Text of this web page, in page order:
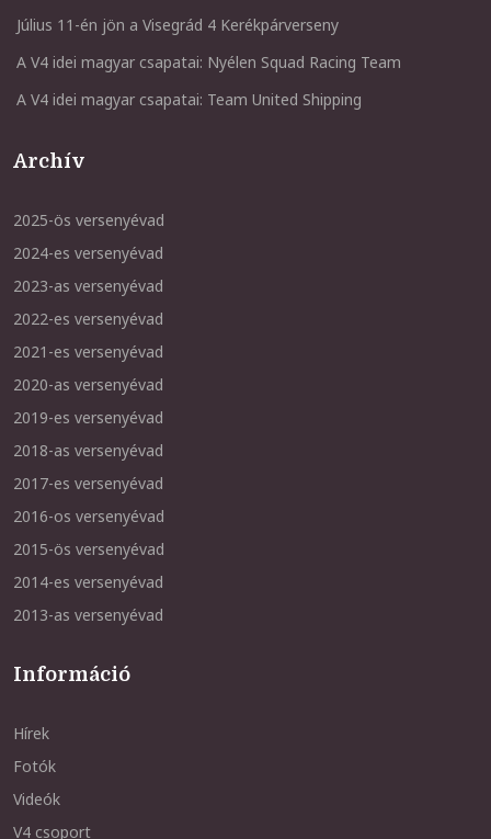
Július 11-én jön a Visegrád 4 Kerékpárverseny
A V4 idei magyar csapatai: Nyélen Squad Racing Team
A V4 idei magyar csapatai: Team United Shipping
Archív
2025-ös versenyévad
2024-es versenyévad
2023-as versenyévad
2022-es versenyévad
2021-es versenyévad
2020-as versenyévad
2019-es versenyévad
2018-as versenyévad
2017-es versenyévad
2016-os versenyévad
2015-ös versenyévad
2014-es versenyévad
2013-as versenyévad
Információ
Hírek
Fotók
Videók
V4 csoport